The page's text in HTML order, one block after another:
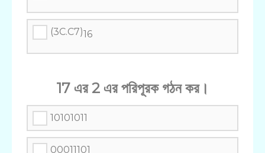
(3C.C7)16
17 এর 2 এর পরিপূরক গঠন কর।
10101011
00011101